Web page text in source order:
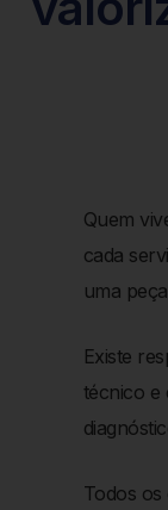
Quem
cada
uma
Existe
técnico e
Todos os